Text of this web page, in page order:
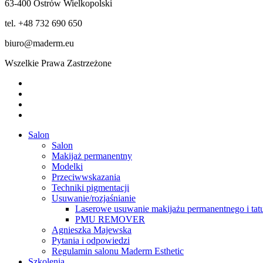
63-400 Ostrów Wielkopolski
tel. +48 732 690 650
biuro@maderm.eu
Wszelkie Prawa Zastrzeżone
Close
Salon
Salon
Makijaż permanentny
Modelki
Przeciwwskazania
Techniki pigmentacji
Usuwanie/rozjaśnianie
Laserowe usuwanie makijażu permanentnego i
PMU REMOVER
Agnieszka Majewska
Pytania i odpowiedzi
Regulamin salonu Maderm Esthetic